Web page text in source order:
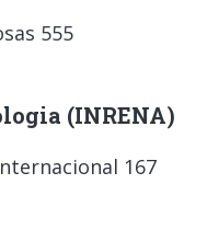
555
(INRENA)
167